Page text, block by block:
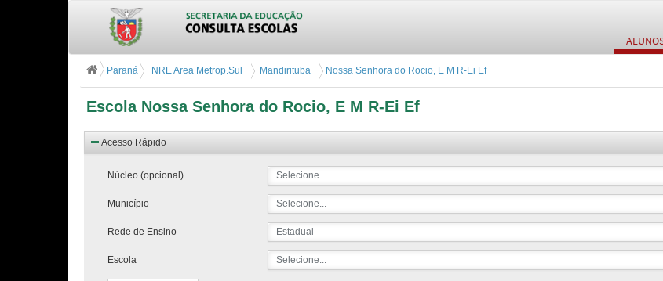
Escola Nossa Senhora do Rocio, E M R-Ei Ef
Paraná NRE Area Metrop.Sul Mandirituba Nossa Senhora do Rocio, E M R-Ei Ef
Acesso Rápido
Núcleo (opcional) Selecione...
Município Selecione...
Rede de Ensino Estadual
Escola Selecione...